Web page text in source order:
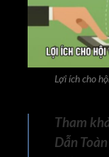
Lợi ích cho
Tham
Dẫn